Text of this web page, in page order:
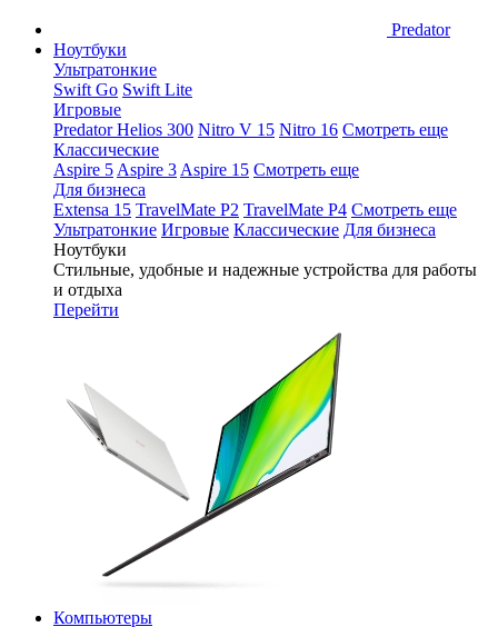
Predator
Ноутбуки
Ультратонкие
Swift Go Swift Lite
Игровые
Predator Helios 300 Nitro V 15 Nitro 16 Смотреть еще
Классические
Aspire 5 Aspire 3 Aspire 15 Смотреть еще
Для бизнеса
Extensa 15 TravelMate P2 TravelMate P4 Смотреть еще
Ультратонкие Игровые Классические Для бизнеса
Ноутбуки
Стильные, удобные и надежные устройства для работы
и отдыха
Перейти
Компьютеры